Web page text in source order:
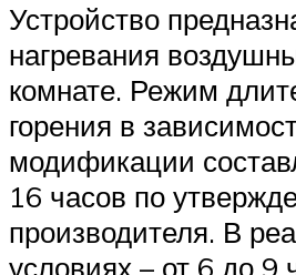
Устройство
нагревания
комнате. Режим
горения в
модификации
16 часов по
производителя. В
условиях – от 6 до 9